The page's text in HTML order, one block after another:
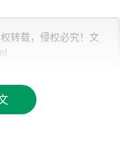
》和相关规范，签发
体要求如下：
全称，不得使用缩写
转载，侵权必究！文